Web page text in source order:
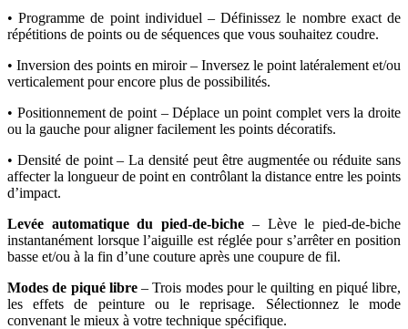
• Programme de point individuel – Définissez le nombre exact de
répétitions de points ou de séquences que vous souhaitez coudre.
• Inversion des points en miroir – Inversez le point latéralement et/ou
verticalement pour encore plus de possibilités.
• Positionnement de point – Déplace un point complet vers la droite
ou la gauche pour aligner facilement les points décoratifs.
• Densité de point – La densité peut être augmentée ou réduite sans
affecter la longueur de point en contrôlant la distance entre les points
d’impact.
Levée automatique du pied-de-biche – Lève le pied-de-biche
instantanément lorsque l’aiguille est réglée pour s’arrêter en position
basse et/ou à la fin d’une couture après une coupure de fil.
Modes de piqué libre– Trois modes pour le quilting en piqué libre,
les effets de peinture ou le reprisage. Sélectionnez le mode
convenant le mieux à votre technique spécifique.